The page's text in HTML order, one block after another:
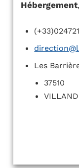
Hébergement,
Les
37510